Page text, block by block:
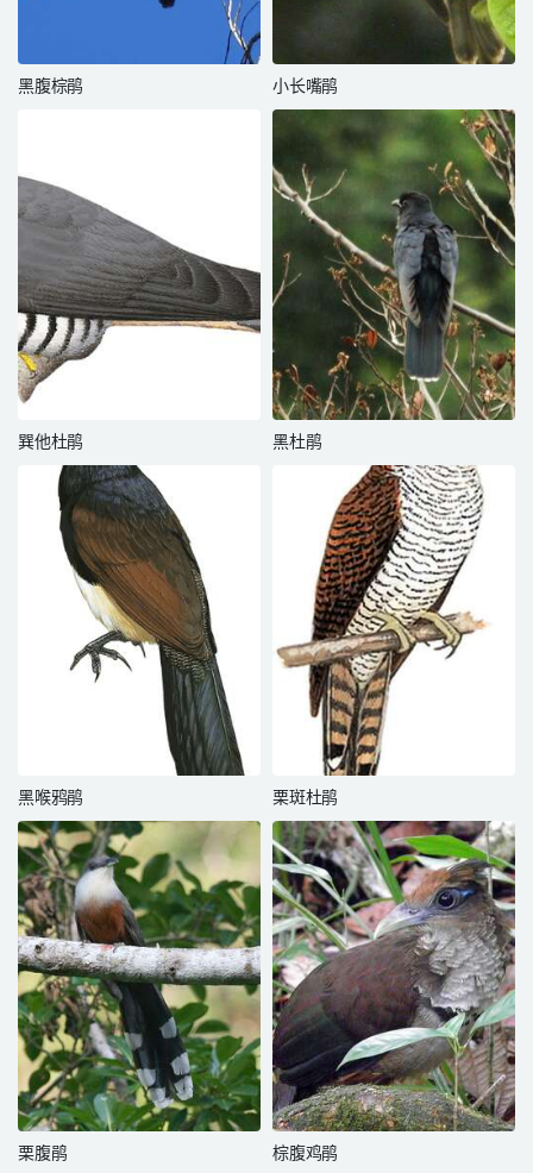
黑腹棕鹃 小长嘴鹃
巽他杜鹃 黑杜鹃
黑喉鸦鹃 栗斑杜鹃
栗腹鹃 棕腹鸡鹃